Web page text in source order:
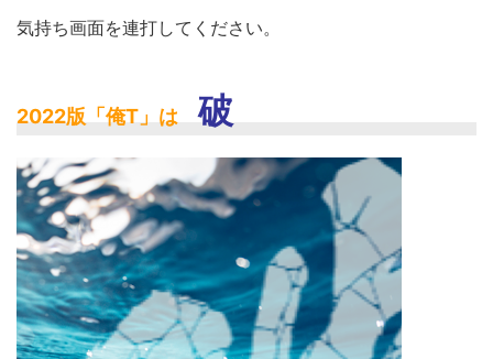
気持ち画面を連打してください。
2022版「俺T」は 破